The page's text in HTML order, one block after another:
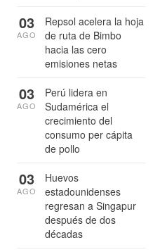
Repsol acelera la hoja
de ruta de Bimbo
hacia las cero
emisiones netas
03
AGO
Perú lidera en
Sudamérica el
crecimiento del
consumo per cápita
de pollo
03
AGO
Huevos
estadounidenses
regresan a Singapur
después de dos
décadas
03
AGO